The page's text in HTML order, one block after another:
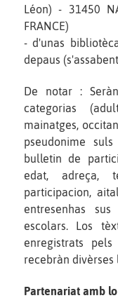
Léon) - 31450
FRANCE)
- d'unas
depaus
De notar :
categorias
mainatges,
pseudonime
bulletin de
edat, adreça,
participacion,
entresenhas
escolars. Los
enregistrats
recebràn divèrses
Partenariat amb lo